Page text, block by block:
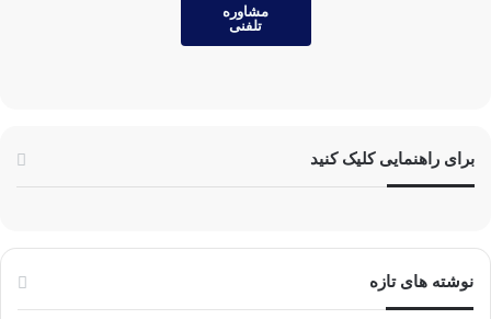
مشاوره
تلفنی
برای راهنمایی کلیک کنید
نوشته های تازه